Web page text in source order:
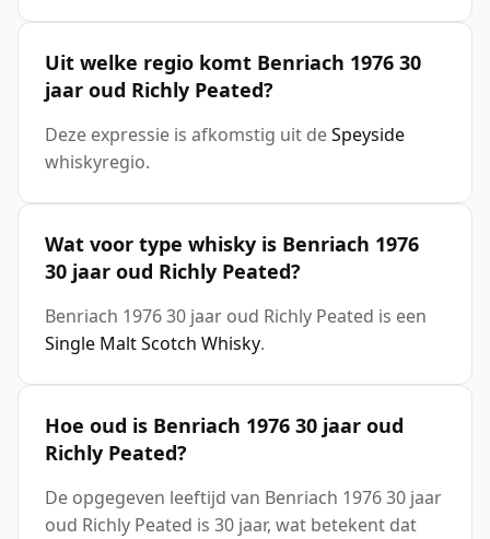
Uit welke regio komt Benriach 1976 30
jaar oud Richly Peated?
Deze expressie is afkomstig uit deSpeyside
whiskyregio.
Wat voor type whisky is Benriach 1976
30 jaar oud Richly Peated?
Benriach 1976 30 jaar oud Richly Peated is een
Single Malt Scotch Whisky.
Hoe oud is Benriach 1976 30 jaar oud
Richly Peated?
De opgegeven leeftijd van Benriach 1976 30 jaar
oud Richly Peated is 30 jaar, wat betekent dat